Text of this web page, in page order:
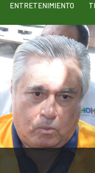
ENTRETENIMIENTO